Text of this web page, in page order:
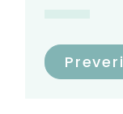
Preveri